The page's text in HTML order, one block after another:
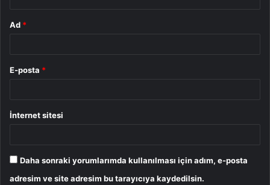
Ad *
E-posta *
İnternet sitesi
Daha sonraki yorumlarımda kullanılması için adım, e-posta
adresim ve site adresim bu tarayıcıya kaydedilsin.